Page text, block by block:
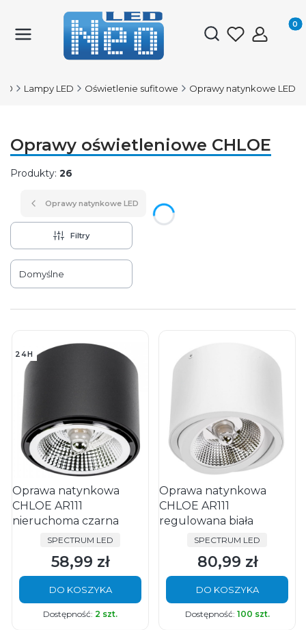
Otwórz
Lampy LED Oświetlenie sufitowe Oprawy natynkowe LED
Oprawy oświetleniowe CHLOE
Produkty: 26
Oprawy natynkowe LED
Filtry
Lista produktów
Domyślne
24H
Oprawa natynkowa
CHLOE AR111
nieruchoma czarna
PRODUCENT
SPECTRUM LED
Cena
58,99 zł
DO KOSZYKA
Dostępność: 2 szt.
Oprawa natynkowa
CHLOE AR111
regulowana biała
PRODUCENT
SPECTRUM LED
Cena
80,99 zł
DO KOSZYKA
Dostępność: 100 szt.